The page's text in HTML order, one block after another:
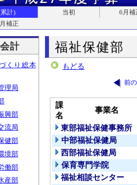
計) 当初
6月補
補正
計
くり総本
理局
興部
流局
健部
境部
働部
産部
福祉保健部
もどる
前
課
名
事業名
東部福祉保健事務所
中部福祉保健局
西部福祉保健局
保育専門学院
福祉相談センター